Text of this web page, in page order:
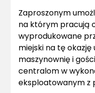
Zaproszonym
na którym pracują
wyprodukowane
miejski na tę okazję
maszynownię i
centralom w
eksploatowanym z